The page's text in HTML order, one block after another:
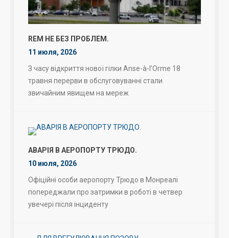
REM НЕ БЕЗ ПРОБЛЕМ.
11 июля, 2026
З часу відкриття нової гілки Anse-à-l’Orme 18
травня перерви в обслуговуванні стали
звичайним явищем на мереж
АВАРІЯ В АЕРОПОРТУ ТРЮДО.
10 июля, 2026
Офіційні особи аеропорту Трюдо в Монреалі
попереджали про затримки в роботі в четвер
увечері після інциденту